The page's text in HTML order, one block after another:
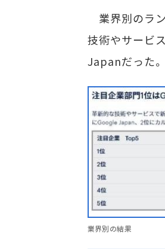
業界別のラ
技術やサービ
Japanだった。
業界別の結果